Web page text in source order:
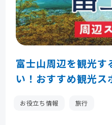
富士山周辺を観光す
い！おすすめ観光ス
お役立ち情報 旅行